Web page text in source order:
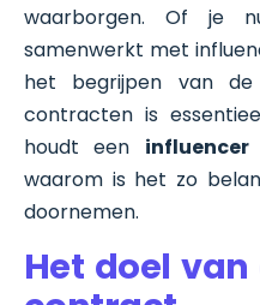
waarborgen. Of je
samenwerkt met
het begrijpen van de
contracten is
houdt een
waarom is het zo
doornemen.
Het doel